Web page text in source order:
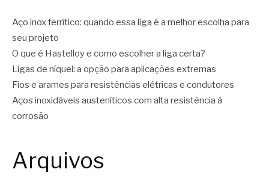
Aço inox ferrítico: quando essa liga é a melhor escolha para
seu projeto
O que é Hastelloy e como escolher a liga certa?
Ligas de níquel: a opção para aplicações extremas
Fios e arames para resistências elétricas e condutores
Aços inoxidáveis austeníticos com alta resistência à
corrosão
Arquivos